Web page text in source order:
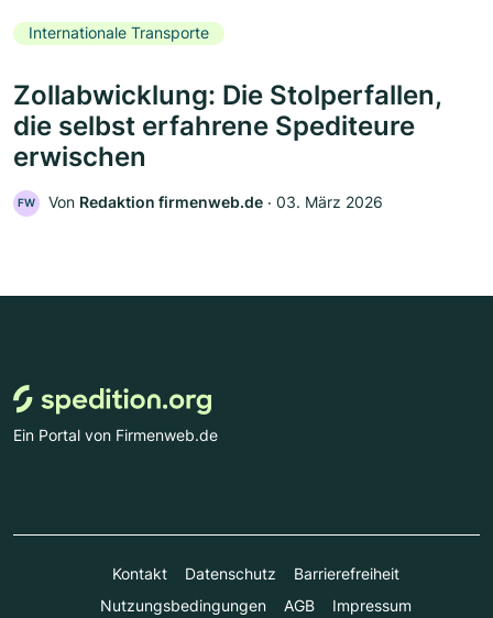
Internationale Transporte
Zollabwicklung: Die Stolperfallen,
die selbst erfahrene Spediteure
erwischen
FW Von Redaktion firmenweb.de ‧ 03. März 2026
Ein Portal von Firmenweb.de
Kontakt Datenschutz
Barrierefreiheit
Nutzungsbedingungen
AGB Impressum